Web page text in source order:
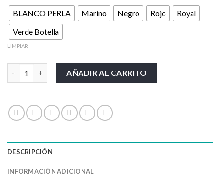
BLANCO PERLA Marino Negro Rojo
Royal
Verde Botella
LIMPIAR
ANTARTIDA cantidadAÑADIR AL CARRITO
DESCRIPCIÓN
INFORMACIÓN ADICIONAL